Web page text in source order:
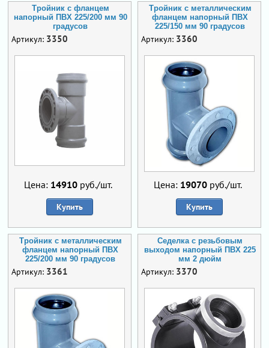
Тройник с фланцем
напорный ПВХ 225/200 мм 90
градусов
Артикул: 3350
Цена: 14910 руб./шт.
Купить
Тройник с металлическим
фланцем напорный ПВХ
225/150 мм 90 градусов
Артикул: 3360
Цена: 19070 руб./шт.
Купить
Тройник с металлическим
фланцем напорный ПВХ
225/200 мм 90 градусов
Артикул: 3361
Седелка с резьбовым
выходом напорный ПВХ 225
мм 2 дюйм
Артикул: 3370